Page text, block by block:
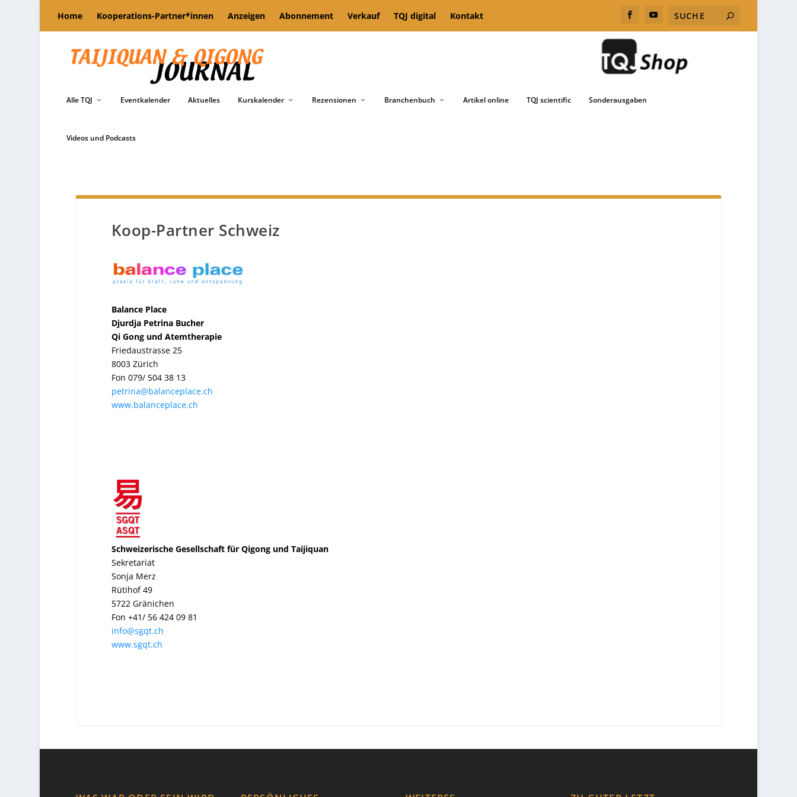
Home Kooperations-Partner*innen Anzeigen Abonnement Verkauf TQJ digital Kontakt
Alle TQJ Eventkalender Aktuelles Kurskalender Rezensionen Branchenbuch Artikel online TQJ scientific Sonderausgaben
Videos und Podcasts
Koop-Partner Schweiz
Balance Place
Djurdja Petrina Bucher
Qi Gong und Atemtherapie
Friedaustrasse 25
8003 Zürich
Fon 079/ 504 38 13
petrina@balanceplace.ch
www.balanceplace.ch
Schweizerische Gesellschaft für Qigong und Taijiquan
Sekretariat
Sonja Merz
Rütihof 49
5722 Gränichen
Fon +41/ 56 424 09 81
info@sgqt.ch
www.sgqt.ch